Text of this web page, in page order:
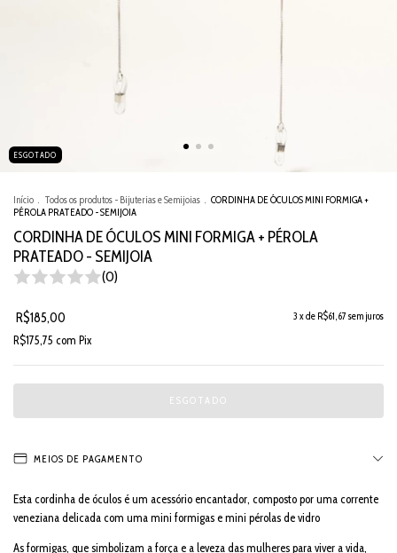
ESGOTADO
Início . Todos os produtos - Bijuterias e Semijoias . CORDINHA DE ÓCULOS MINI FORMIGA +
PÉROLA PRATEADO - SEMIJOIA
CORDINHA DE ÓCULOS MINI FORMIGA + PÉROLA
PRATEADO - SEMIJOIA
(0)
R$185,00 3 x de R$61,67 sem juros
R$175,75 com Pix
MEIOS DE PAGAMENTO
Esta cordinha de óculos é um acessório encantador, composto por uma corrente
veneziana delicada com uma mini formigas e mini pérolas de vidro
As formigas, que simbolizam a força e a leveza das mulheres para viver a vida,